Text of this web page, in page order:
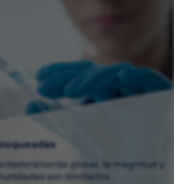
global, la magnitud y
son ilimitados.